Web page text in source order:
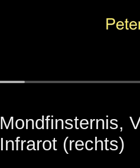
Mondfinsternis,
Infrarot (rechts)